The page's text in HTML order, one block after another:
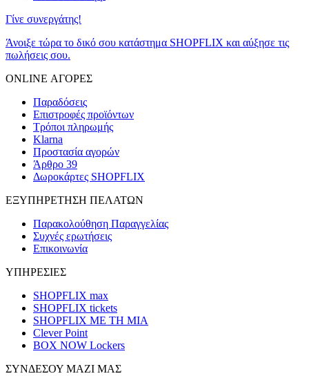
Γίνε συνεργάτης!
Άνοιξε τώρα το δικό σου κατάστημα SHOPFLIX και αύξησε τις
πωλήσεις σου.
ONLINE ΑΓΟΡΕΣ
Παραδόσεις
Επιστροφές προϊόντων
Τρόποι πληρωμής
Klarna
Προστασία αγορών
Άρθρο 39
Δωροκάρτες SHOPFLIX
ΕΞΥΠΗΡΕΤΗΣΗ ΠΕΛΑΤΩΝ
Παρακολούθηση Παραγγελίας
Συχνές ερωτήσεις
Επικοινωνία
ΥΠΗΡΕΣΙΕΣ
SHOPFLIX max
SHOPFLIX tickets
SHOPFLIX ΜΕ ΤΗ ΜΙΑ
Clever Point
BOX NOW Lockers
ΣΥΝΔΕΣΟΥ ΜΑΖΙ ΜΑΣ